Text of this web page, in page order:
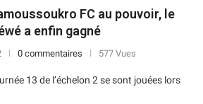
FC au pouvoir, le
a enfin gagné
0 commentaires 577 Vues
13 de l’échelon 2 se sont jouées lors